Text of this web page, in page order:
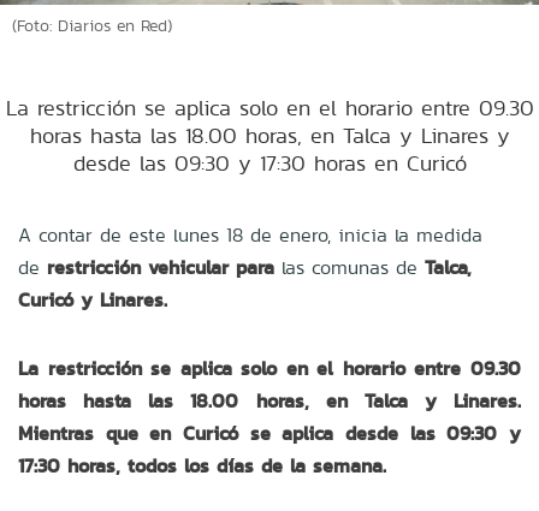
(Foto: Diarios en Red)
La restricción se aplica solo en el horario entre 09.30
horas hasta las 18.00 horas, en Talca y Linares y
desde las 09:30 y 17:30 horas en Curicó
A contar de este lunes 18 de enero, inicia la medida
de restricción vehicular para las comunas de Talca,
Curicó y Linares.
La restricción se aplica solo en el horario entre 09.30
horas hasta las 18.00 horas, en Talca y Linares.
Mientras que en Curicó se aplica desde las 09:30 y
17:30 horas, todos los días de la semana.